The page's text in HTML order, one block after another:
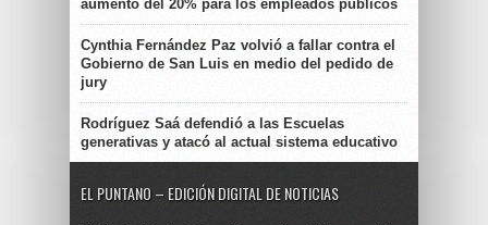
aumento del 20% para los empleados públicos
Cynthia Fernández Paz volvió a fallar contra el
Gobierno de San Luis en medio del pedido de
jury
Rodríguez Saá defendió a las Escuelas
generativas y atacó al actual sistema educativo
EL PUNTANO – EDICIÓN DIGITAL DE NOTICIAS